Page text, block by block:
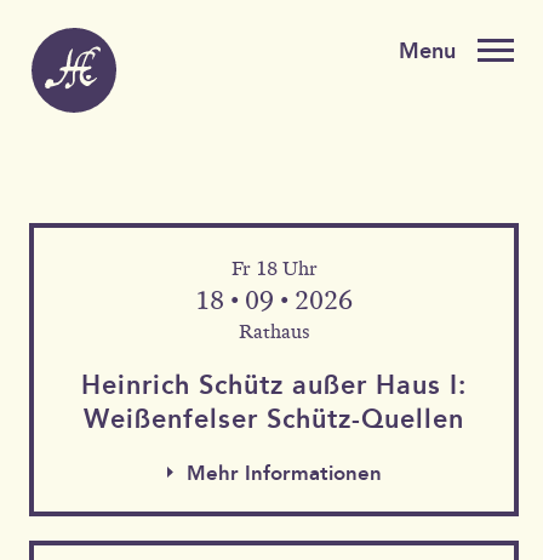
Fr 18 Uhr
18 • 09 • 2026
Rathaus
Heinrich Schütz außer Haus I:
Weißen­felser Schütz-Quellen
Mehr Informationen